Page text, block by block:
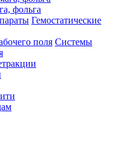
фольга
Гемостатические
Системы